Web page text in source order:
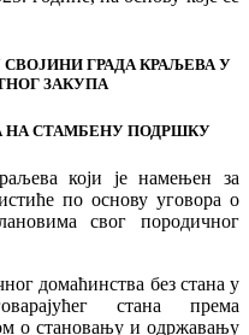
ГРАДА КРАЉЕВА У
ЗАКУПА
НА СТАМБЕНУ ПОДРШКУ
који je намењен за
по основу уговора о
свог породичног
домаћинства без стана у
стана према
о становању и одржавању